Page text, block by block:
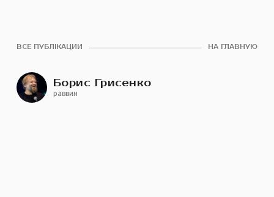
ВСЕ ПУБЛІКАЦИИ НА ГЛАВНУЮ
Борис Грисенко
раввин